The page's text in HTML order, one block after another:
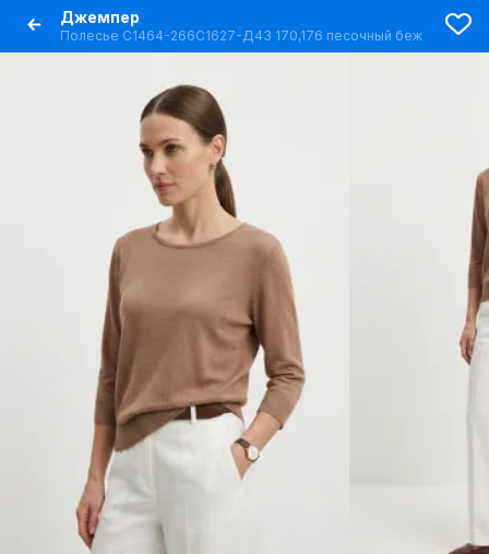
Джемпер
Полесье С1464-266С1627-Д43 170,176 песочный беж